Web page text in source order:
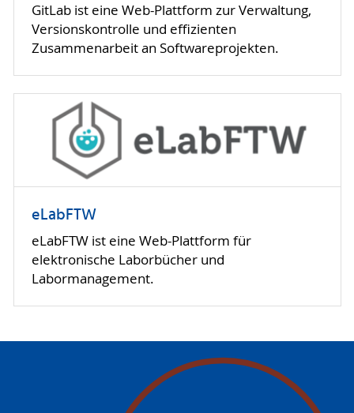
GitLab ist eine Web-Plattform zur Verwaltung,
Versionskontrolle und effizienten
Zusammenarbeit an Softwareprojekten.
eLabFTW
eLabFTW ist eine Web-Plattform für
elektronische Laborbücher und
Labormanagement.